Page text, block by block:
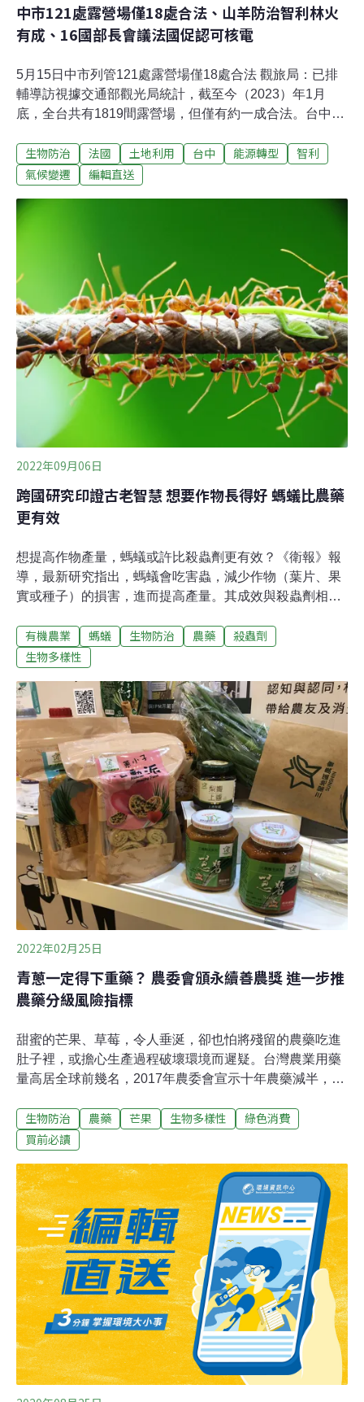
中市121處露營場僅18處合法、山羊防治智利林火
有成、16國部長會議法國促認可核電
5月15日中市列管121處露營場僅18處合法 觀旅局：已排
輔導訪視據交通部觀光局統計，截至今（2023）年1月
底，全台共有1819間露營場，但僅有約一成合法。台中市
將在今年8月底前逐一訪視完成，並提供專線諮詢服務，
輔導業者了解相關法令，後續也將配合中央規畫，辦理相
用管制規則》，容許農牧用地、林業用地1公頃以下，有
管理要點》讓業者有法可循，申請合法登記。（聯合報報
導）國土計畫法將全面實施 台南七股居民質疑漠視發展趨
勢國土計畫法預定2025年全面實施，台南市七股區不少居
民認為，未來發展重心在靠近安南區的南七股一帶，卻被
劃定不利發展的農業發展地區，希望有轉圜機會。市府地
政局說，南市國土計畫已發布，若地方有異議，希望今
（2023）年底前遞交
生物防治 法國 土地利用 台中 能源轉型
智利
氣候變遷
編輯直送
2022年09月06日
跨國研究印證古老智慧 想要作物長得好 螞蟻比農藥
更有效
想提高作物產量，螞蟻或許比殺蟲劑更有效？《衛報》報
導，最新研究指出，螞蟻會吃害蟲，減少作物（葉片、果
實或種子）的損害，進而提高產量。其成效與殺蟲劑相
非新發現，1700年前中國已開始利用螞蟻來防治柑桔角肩
椿象，各國也有相關研究。新發表的報告從300多個案例
不過，科學家也提醒，並非每一種螞蟻都提高作物產量，
有的螞蟻甚至會保護害蟲，在更深入地了解當地生態關聯
前，不宜擅自引入。​以巴西為主的跨國團隊8月於英國
《皇家學會學報：生物科學版》（Proceedings of Royal
Society B）發表這份報告，這是首份針對螞蟻對作物生產
貢獻所做的系統性文獻回顧。報告綜合分析了52篇螞蟻與
作物的研究，檢視17種作物、26種螞蟻以及30種害蟲間的
關係。
有機農業 螞蟻 生物防治 農藥
殺蟲劑
生物多樣性
2022年02月25日
青蔥一定得下重藥？ 農委會頒永續善農獎 進一步推
農藥分級風險指標
甜蜜的芒果、草莓，令人垂涎，卻也怕將殘留的農藥吃進
肚子裡，或擔心生產過程破壞環境而遲疑。台灣農業用藥
量高居全球前幾名，2017年農委會宣示十年農藥減半，同
展相關技術協助農民減藥生產不影響產量，並設置「永續
善農獎」。IPM是「作物有害生物綜合管理（Integrated
種防治方法，防治田間病害、蟲害、草害、生物的管理方
案。不斷磨練IPM友善環境 今年新增技術、行銷二獎項第
二屆永續善農獎（IPM Award）昨（23）日舉辦頒獎典
禮，現場除揭曉「現場操作組」3名得獎者，主辦單位農
委會動植物防疫檢疫局首度增設以 IPM技術改善產業問題
之研究人員或團體為對象的「技術創新組」；「行銷推廣
組」則針對推廣農友導入IPM意願或促進國人認識IPM的個
人或團體為對象。
生物防治 農藥 芒果 生物多樣性
綠色消費
買前必讀